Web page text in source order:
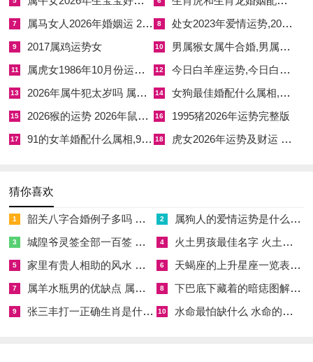
势。此日安门，利仕途晋升、学业进步。
七月十五丙申日（公历2026年8月27日）
未土金相生。山下火生未土，恰如灯烛映照门庭。神煞见天喜、
金匮，主家运亨通，人丁兴旺。然丙火过旺，若门向正南，当辅
以金属门环化解炎燥。此日安门，尤利经商求财。
乙木柔韧，巳火跃动，纳音覆灯火。乙木与月干比和，巳午未会
成火局。覆灯火照天门，主文思泉涌。神煞逢玉堂、益后，利科
举成名，子孙显达。然火势过炽，若门向东南，需选辰时安装引
水调候。此日安门，最宜文教世家。
搬家入宅吉时遴选
7 属马女人2026年婚姻运 2026年属马的女人婚姻运势如何 8 处女2023年爱情运势,2023年处女座爱情运
9 2017属鸡运势女 10 男属猴女属牛合婚,男属猴女属牛婚姻合不合
11 属虎女1986年10月份运势 1986属虎女人10月出生运势如何 12 今日白羊座运势,今日白羊座运势星座屋
13 2026年属牛犯太岁吗 属牛人在2026年运势 14 女狗最佳婚配什么属相,女狗配什么属性最佳
15 2026猴的运势 2026年鼠的运势和财运 16 1995猪2026年运势完整版
17 91的女羊婚配什么属相,91羊女和什么属相最配 18 虎女2026年运势及财运 虎女和鸡男可以合作吗
猜你喜欢
1 韶关八字合婚例子多吗 韶关八字测风水 2 属狗人的爱情运势是什么意思 属狗的人爱情观
3 城隍爷灵签全部一百签 城隍爷灵签解签大全 4 火土男孩最佳名字 火土属性的字男孩名字有哪些
5 家里有贵人相助的风水 家里有贵人是什么意思 6 天蝎座的上升星座一览表 天蝎座的上升星座查询
7 属羊水瓶男的优缺点 属羊水瓶座男生性格爱情观 8 下巴底下藏着的暗痣图解 下巴尖底下有痣代表什么
9 张三丰打一正确生肖是什么意思 张三丰是指什么生肖 10 水命最怕缺什么 水命的人忌什么